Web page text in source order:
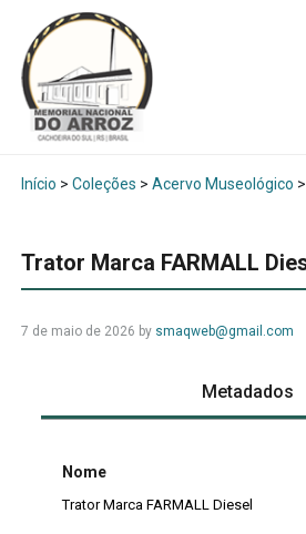
Início > Coleções > Acervo Museológico >
Trator Marca FARMALL
7 de maio de 2026 by smaqweb@gmail.com
Metadados
Nome
Trator Marca FARMALL Diesel